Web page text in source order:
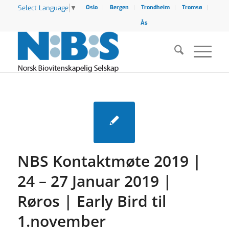
Select Language ▼ Oslo Bergen Trondheim
Tromsø
Ås
NBS Kontaktmøte 2019 |
24 – 27 Januar 2019 |
Røros | Early Bird til
1.november